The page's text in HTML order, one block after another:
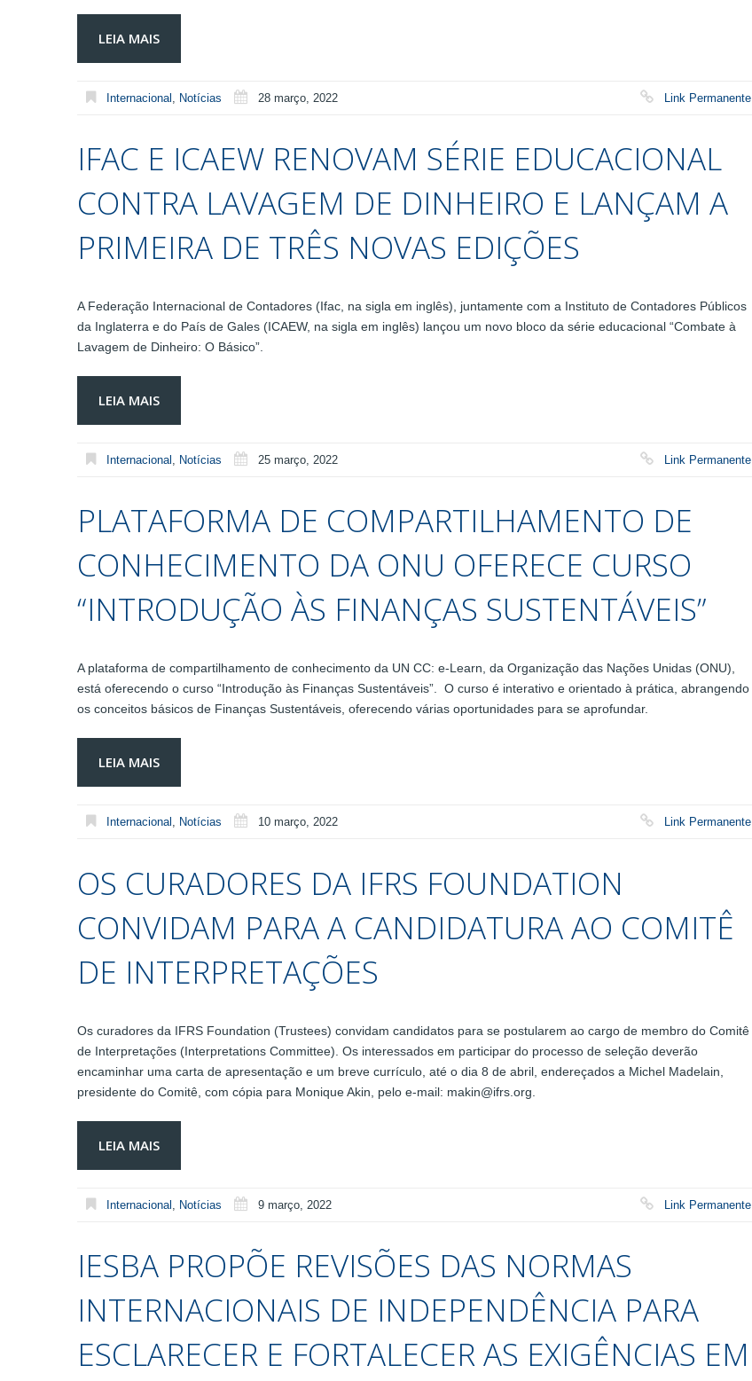
LEIA MAIS
Internacional Notícias 28 março, 2022 Link Permanente
IFAC E ICAEW RENOVAM SÉRIE EDUCACIONAL
CONTRA LAVAGEM DE DINHEIRO E LANÇAM A
PRIMEIRA DE TRÊS NOVAS EDIÇÕES
A Federação Internacional de Contadores (Ifac, na sigla em inglês), juntamente com a Instituto de Contadores Públicos
da Inglaterra e do País de Gales (ICAEW, na sigla em inglês) lançou um novo bloco da série educacional “Combate à
Lavagem de Dinheiro: O Básico”.
LEIA MAIS
Internacional Notícias 25 março, 2022 Link Permanente
PLATAFORMA DE COMPARTILHAMENTO DE
CONHECIMENTO DA ONU OFERECE CURSO
“INTRODUÇÃO ÀS FINANÇAS SUSTENTÁVEIS”
A plataforma de compartilhamento de conhecimento da UN CC: e-Learn, da Organização das Nações Unidas (ONU),
está oferecendo o curso “Introdução às Finanças Sustentáveis”. O curso é interativo e orientado à prática, abrangendo
os conceitos básicos de Finanças Sustentáveis, oferecendo várias oportunidades para se aprofundar.
LEIA MAIS
Internacional , Notícias 10 março, 2022 Link Permanente
OS CURADORES DA IFRS FOUNDATION
CONVIDAM PARA A CANDIDATURA AO COMITÊ
DE INTERPRETAÇÕES
Os curadores da IFRS Foundation (Trustees) convidam candidatos para se postularem ao cargo de membro do Comitê
de Interpretações (Interpretations Committee). Os interessados em participar do processo de seleção deverão
encaminhar uma carta de apresentação e um breve currículo, até o dia 8 de abril, endereçados a Michel Madelain,
presidente do Comitê, com cópia para Monique Akin, pelo e-mail: makin@ifrs.org.
LEIA MAIS
Internacional Notícias 9 março, 2022 Link Permanente
IESBA PROPÕE REVISÕES DAS NORMAS
INTERNACIONAIS DE INDEPENDÊNCIA PARA
ESCLARECER E FORTALECER AS EXIGÊNCIAS EM